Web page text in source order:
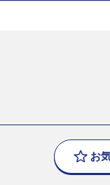
お